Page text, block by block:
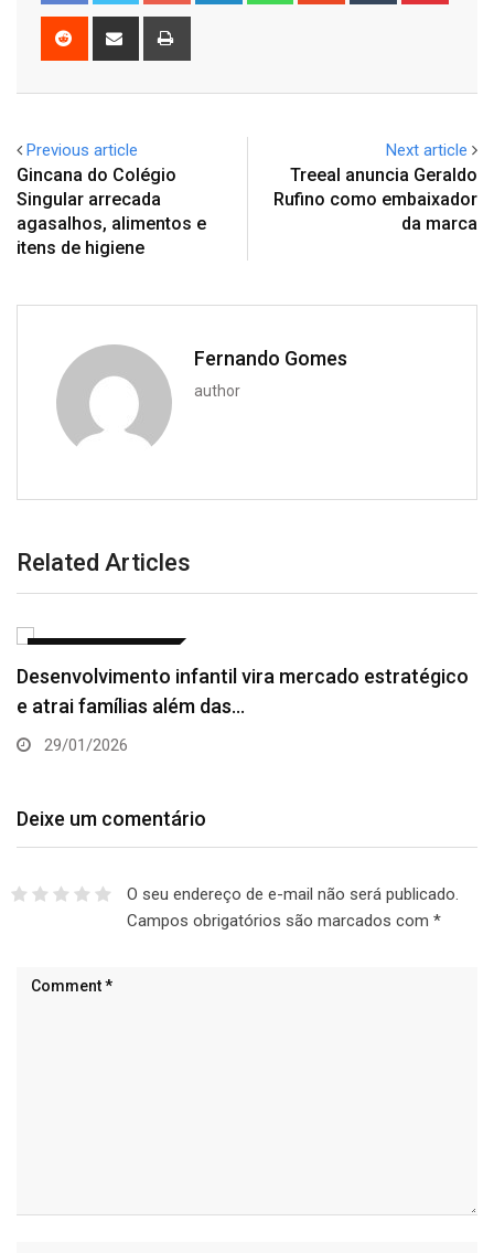
Reddit
Share
Previous article
Gincana do Colégio
Singular arrecada
agasalhos, alimentos e
itens de higiene
Next article
Treeal anuncia Geraldo
Rufino como embaixador
da marca
Fernando Gomes
author
Related Articles
Desenvolvimento infantil vira mercado estratégico
e atrai famílias além das…
29/01/2026
Deixe um comentário
O seu endereço de e-mail não será publicado.
Campos obrigatórios são marcados com *